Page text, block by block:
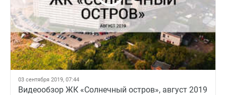
03 сентября 2019, 07:44
Видеообзор ЖК «Солнечный остров», август 2019